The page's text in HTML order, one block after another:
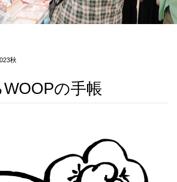
秋
の手帳